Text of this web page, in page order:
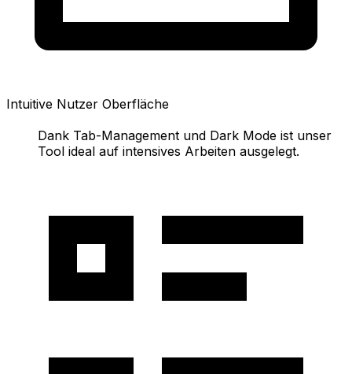
Intuitive Nutzer Oberfläche
Dank Tab-Management und Dark Mode ist unser
Tool ideal auf intensives Arbeiten ausgelegt.